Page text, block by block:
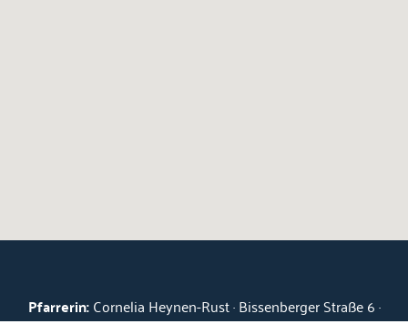
Pfarrerin:Cornelia Heynen-Rust · Bissenberger Straße 6 ·